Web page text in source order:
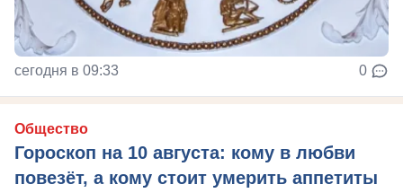
сегодня в 09:33 0
Общество
Гороскоп на 10 августа: кому в любви
повезёт, а кому стоит умерить аппетиты